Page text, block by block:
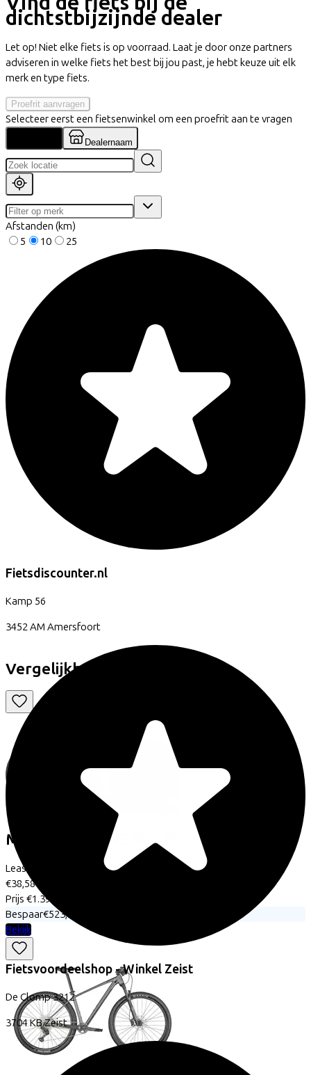
dichtstbijzijnde dealer
Let op! Niet elke fiets is op voorraad. Laat je door onze partners
adviseren in welke fiets het best bij jou past, je hebt keuze uit elk
merk en type fiets.
Proefrit aanvragen
Selecteer eerst een fietsenwinkel om een proefrit aan te vragen
Dealernaam
Afstanden (km)
5
10 25
Fietsdiscounter.nl
Kamp 56
3452 AM Amersfoort
Fietsvoordeelshop - Winkel Zeist
De Clomp3212
3704 KBZeist
Vergelijkbare fietsen
Merida BIG NINE 600 (2026)
Leaseprijs p/m vanaf
€38,58
Prijs €1.399,00
Bespaar€523,14
Bekijk